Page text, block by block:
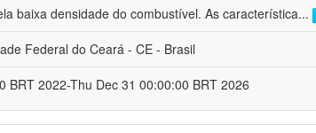
baixa densidade do combustível. As característica...
Federal do Ceará - CE - Brasil
BRT 2022-Thu Dec 31 00:00:00 BRT 2026